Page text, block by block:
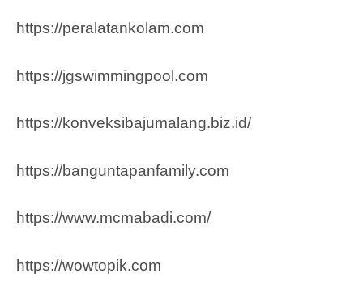
https://peralatankolam.com
https://jgswimmingpool.com
https://konveksibajumalang.biz.id/
https://banguntapanfamily.com
https://www.mcmabadi.com/
https://wowtopik.com